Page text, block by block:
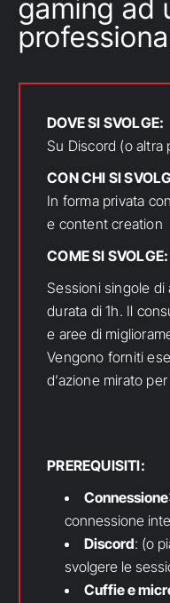
gaming ad
DOVE SI SVOLGE:
Su Discord (o altra
CON CHI SI
In forma privata
e content creation
COME SI SVOLGE:
Sessioni singole di
durata di 1h. Il
e aree di
Vengono forniti
d’azione mirato
PREREQUISITI:
Connessione
connessione
Discord: (o
svolgere le
Cuffie e